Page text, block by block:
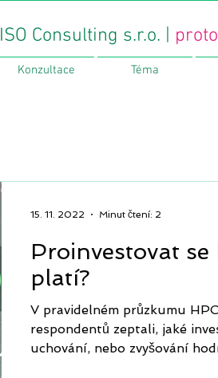
ISO Consulting s.r.o. |
Konzultace Téma
Proinvestovat
platí?
V pravidelném průzkumu
respondentů zeptali, jaké
uchování, nebo zvyšování
15. 11. 2022 Minut čtení: 2